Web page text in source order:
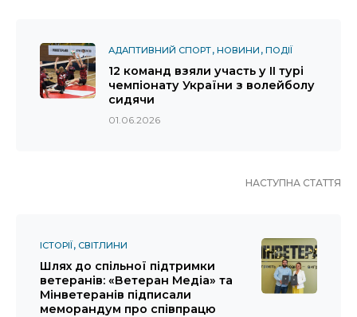
АДАПТИВНИЙ СПОРТ НОВИНИ ПОДІЇ
12 команд взяли участь у ІІ турі
чемпіонату України з волейболу
сидячи
01.06.2026
НАСТУПНА СТАТТЯ
ІСТОРІЇ СВІТЛИНИ
Шлях до спільної підтримки
ветеранів: «Ветеран Медіа» та
Мінветеранів підписали
меморандум про співпрацю